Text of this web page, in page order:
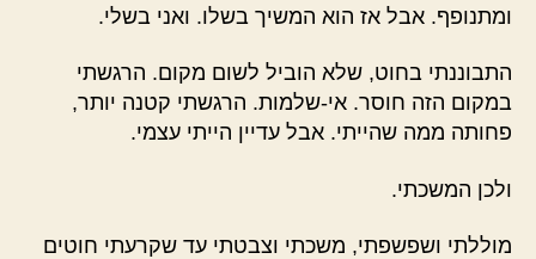
ומתנופף. אבל אז הוא המשיך בשלו. ואני בשלי.
התבוננתי בחוט, שלא הוביל לשום מקום. הרגשתי
במקום הזה חוסר. אי-שלמות. הרגשתי קטנה יותר,
פחותה ממה שהייתי. אבל עדיין הייתי עצמי.
ולכן המשכתי.
מוללתי ושפשפתי, משכתי וצבטתי עד שקרעתי חוטים